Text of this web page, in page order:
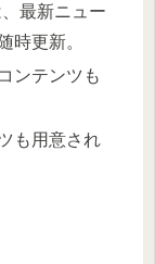
最新ニュー
時更新。
ンテンツも
も用意され